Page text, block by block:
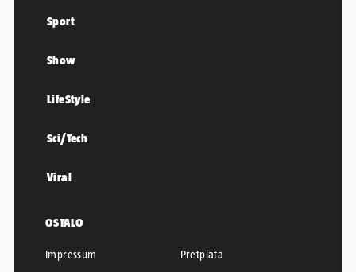
Sport
Show
LifeStyle
Sci/Tech
Viral
OSTALO
Impressum Pretplata